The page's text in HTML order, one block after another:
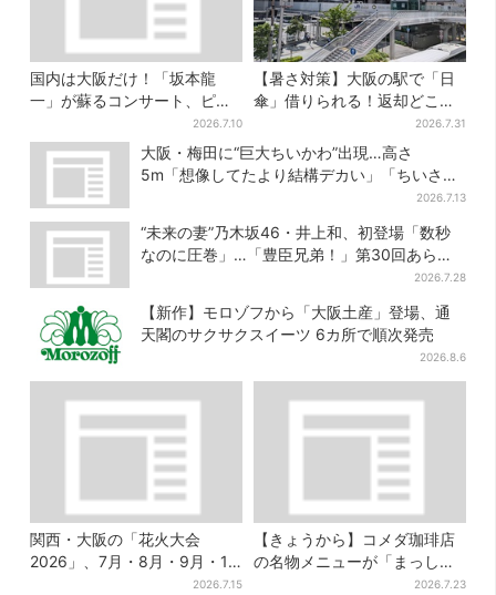
国内は大阪だけ！「坂本龍
一」が蘇るコンサート、ピア
ノを弾く姿を間近で…“涙腺が
崩壊”と絶賛の声
2026.7.10
【暑さ対策】大阪の駅で「日
傘」借りられる！返却どこで
もOK、熱中症対策にシェアサ
ービス拡大
2026.7.31
大阪・梅田に“巨大ちいかわ”出現…高さ
5m「想像してたより結構デカい」「ちいさ…
2026.7.13
“未来の妻”乃木坂46・井上和、初登場「数秒
なのに圧巻」…「豊臣兄弟！」第30回あらす
2026.7.28
【新作】モロゾフから「大阪土産」登場、通
天閣のサクサクスイーツ 6カ所で順次発売
2026.8.6
関西・大阪の「花火大会
2026」、7月・8月・9月・10
2026.7.15
【きょうから】コメダ珈琲店
の名物メニューが「まっし
ろ」に…期間限定の2品が登場
2026.7.23